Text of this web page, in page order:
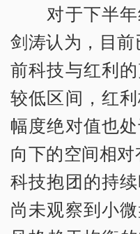
对于下半年
剑涛认为，目前
前科技与红利
较低区间，红
幅度绝对值也
向下的空间相对
科技抱团的持
尚未观察到小